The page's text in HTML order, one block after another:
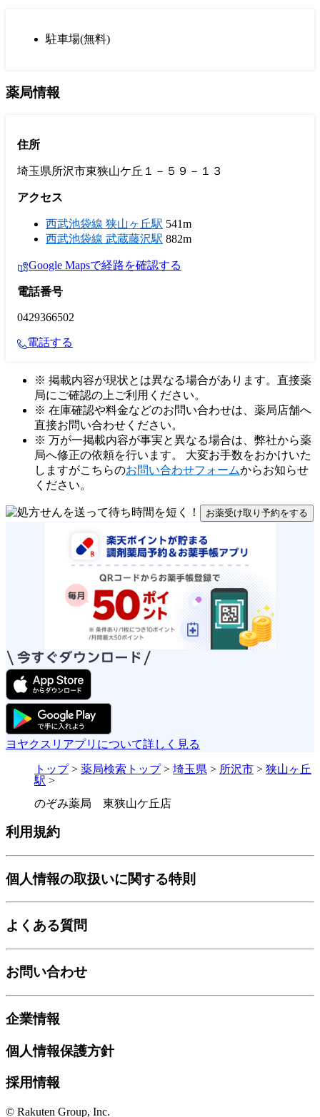
駐車場(無料)
薬局情報
住所
埼玉県所沢市東狭山ケ丘１－５９－１３
アクセス
西武池袋線 狭山ヶ丘駅 541m
西武池袋線 武蔵藤沢駅 882m
Google Mapsで経路を確認する
電話番号
0429366502
電話する
※ 掲載内容が現状とは異なる場合があります。直接薬
局にご確認の上ご利用ください。
※ 在庫確認や料金などのお問い合わせは、薬局店舗へ
直接お問い合わせください。
※ 万が一掲載内容が事実と異なる場合は、弊社から薬
局へ修正の依頼を行います。 大変お手数をおかけいた
しますがこちらのお問い合わせフォームからお知らせ
ください。
お薬受け取り予約をする
ヨヤクスリアプリについて詳しく見る
トップ> 薬局検索トップ> 埼玉県 > 所沢市 > 狭山ヶ丘
駅 >
のぞみ薬局 東狭山ケ丘店
利用規約
個人情報の取扱いに関する特則
よくある質問
お問い合わせ
企業情報
個人情報保護方針
採用情報
© Rakuten Group, Inc.